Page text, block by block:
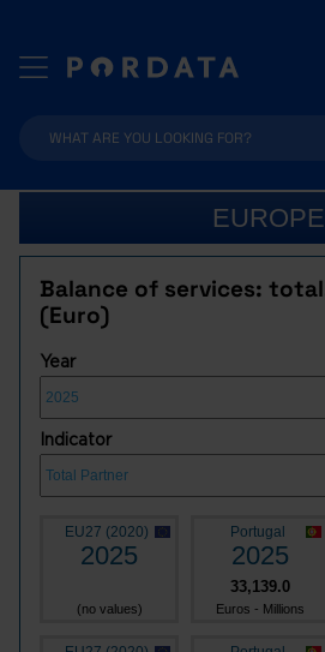
EUROPE
Balance of services:
(Euro)
Year
Indicator
EU27 (2020)
2025
(no values)
Portugal
2025
33,139.0
Euros - Millions